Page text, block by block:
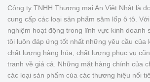
Công ty TNHH Thương mại An Việt Nhật là
cung cấp các loại sản phẩm săm lốp ô tô.
nghiệm hoạt động trong lĩnh vực kinh doanh
tôi luôn đáp ứng tốt nhất những yêu cầu của
chất lượng hàng hóa, chất lượng phục vụ
tranh về giá cả. Những mặt hàng chính của
các loại sản phẩm của các thương hiệu nổi